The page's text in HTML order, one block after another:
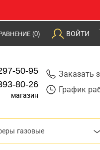
(0) ВОЙТИ
50-95
80-26
магазин
Заказать
График
газовые